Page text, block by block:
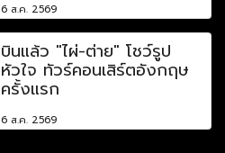
6 ส.ค. 2569
บินแล้ว "ไผ่-ต่าย" โชว์รูป
หัวใจ ทัวร์คอนเสิร์ตอังกฤษ
ครั้งแรก
6 ส.ค. 2569